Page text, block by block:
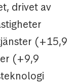
drivet av
(+15,9
(+9,9